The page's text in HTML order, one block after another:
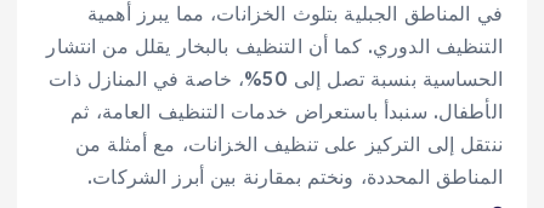
في المناطق الجبلية بتلوث الخزانات، مما يبرز أهمية
التنظيف الدوري. كما أن التنظيف بالبخار يقلل من انتشار
الحساسية بنسبة تصل إلى 50%، خاصة في المنازل ذات
الأطفال. سنبدأ باستعراض خدمات التنظيف العامة، ثم
ننتقل إلى التركيز على تنظيف الخزانات، مع أمثلة من
المناطق المحددة، ونختم بمقارنة بين أبرز الشركات.